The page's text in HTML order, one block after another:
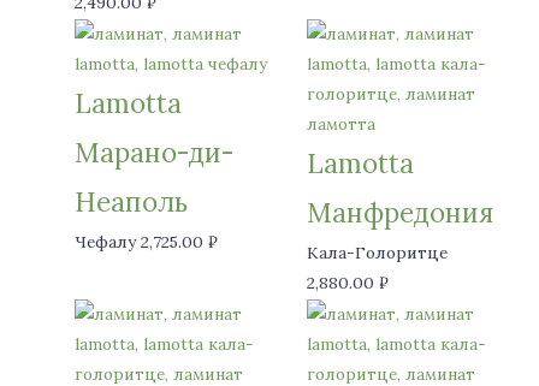
Lamotta
Марано-ди-
Неаполь
Чефалу2,725.00₽
Lamotta
Манфредония
Кала-Голоритце
2,880.00 ₽